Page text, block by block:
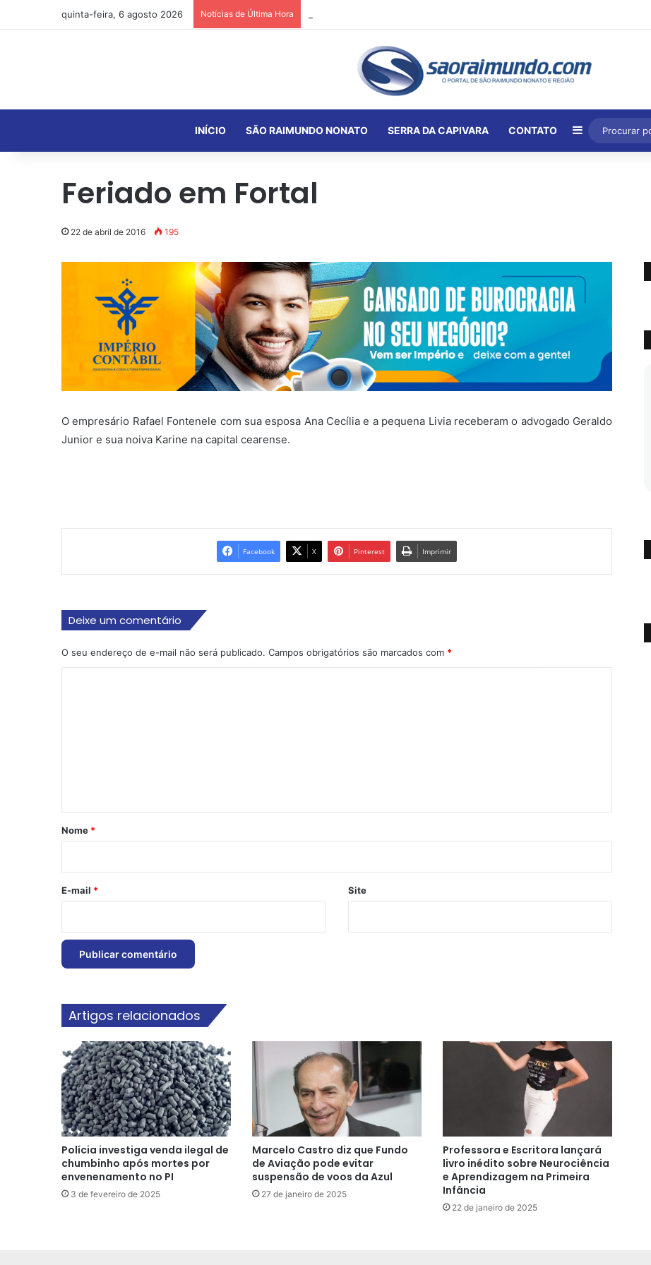
quinta-feira, 6 agosto 2026 Notícias de Última Hora
INÍCIO SÃO RAIMUNDO NONATO SERRA DA CAPIVARA CONTATO Barra Lateral
Feriado em Fortal
22 de abril de 2016 195
O empresário Rafael Fontenele com sua esposa Ana Cecília e a pequena Livia receberam o advogado Geraldo
Junior e sua noiva Karine na capital cearense.
Facebook X Pinterest Imprimir
Deixe um comentário
O seu endereço de e-mail não será publicado. Campos obrigatórios são marcados com *
r
*
Nome *
E-mail * Site
Artigos relacionados
Polícia investiga venda ilegal de
chumbinho após mortes por
envenenamento no PI
3 de fevereiro de 2025
Marcelo Castro diz que Fundo
de Aviação pode evitar
suspensão de voos da Azul
27 de janeiro de 2025
Professora e Escritora lançará
livro inédito sobre Neurociência
e Aprendizagem na Primeira
Infância
22 de janeiro de 2025